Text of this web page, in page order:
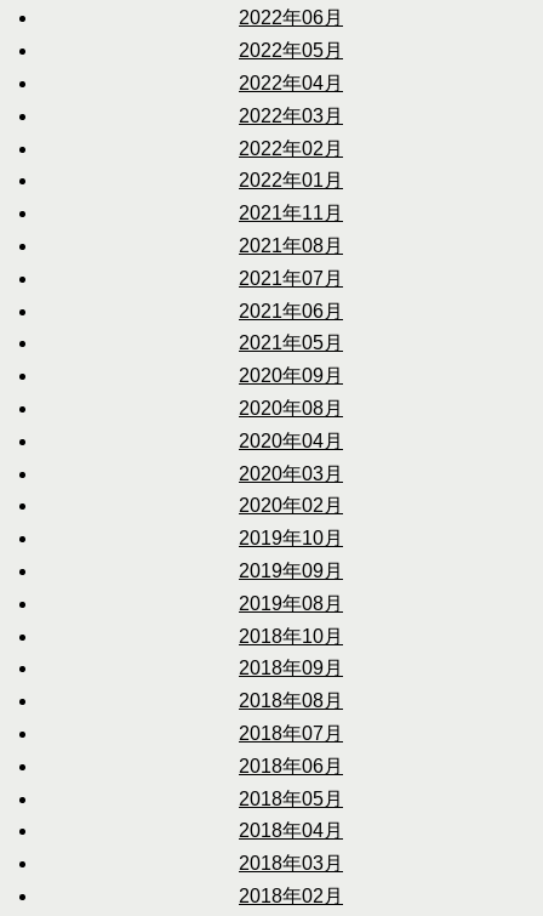
2022年06月
2022年05月
2022年04月
2022年03月
2022年02月
2022年01月
2021年11月
2021年08月
2021年07月
2021年06月
2021年05月
2020年09月
2020年08月
2020年04月
2020年03月
2020年02月
2019年10月
2019年09月
2019年08月
2018年10月
2018年09月
2018年08月
2018年07月
2018年06月
2018年05月
2018年04月
2018年03月
2018年02月